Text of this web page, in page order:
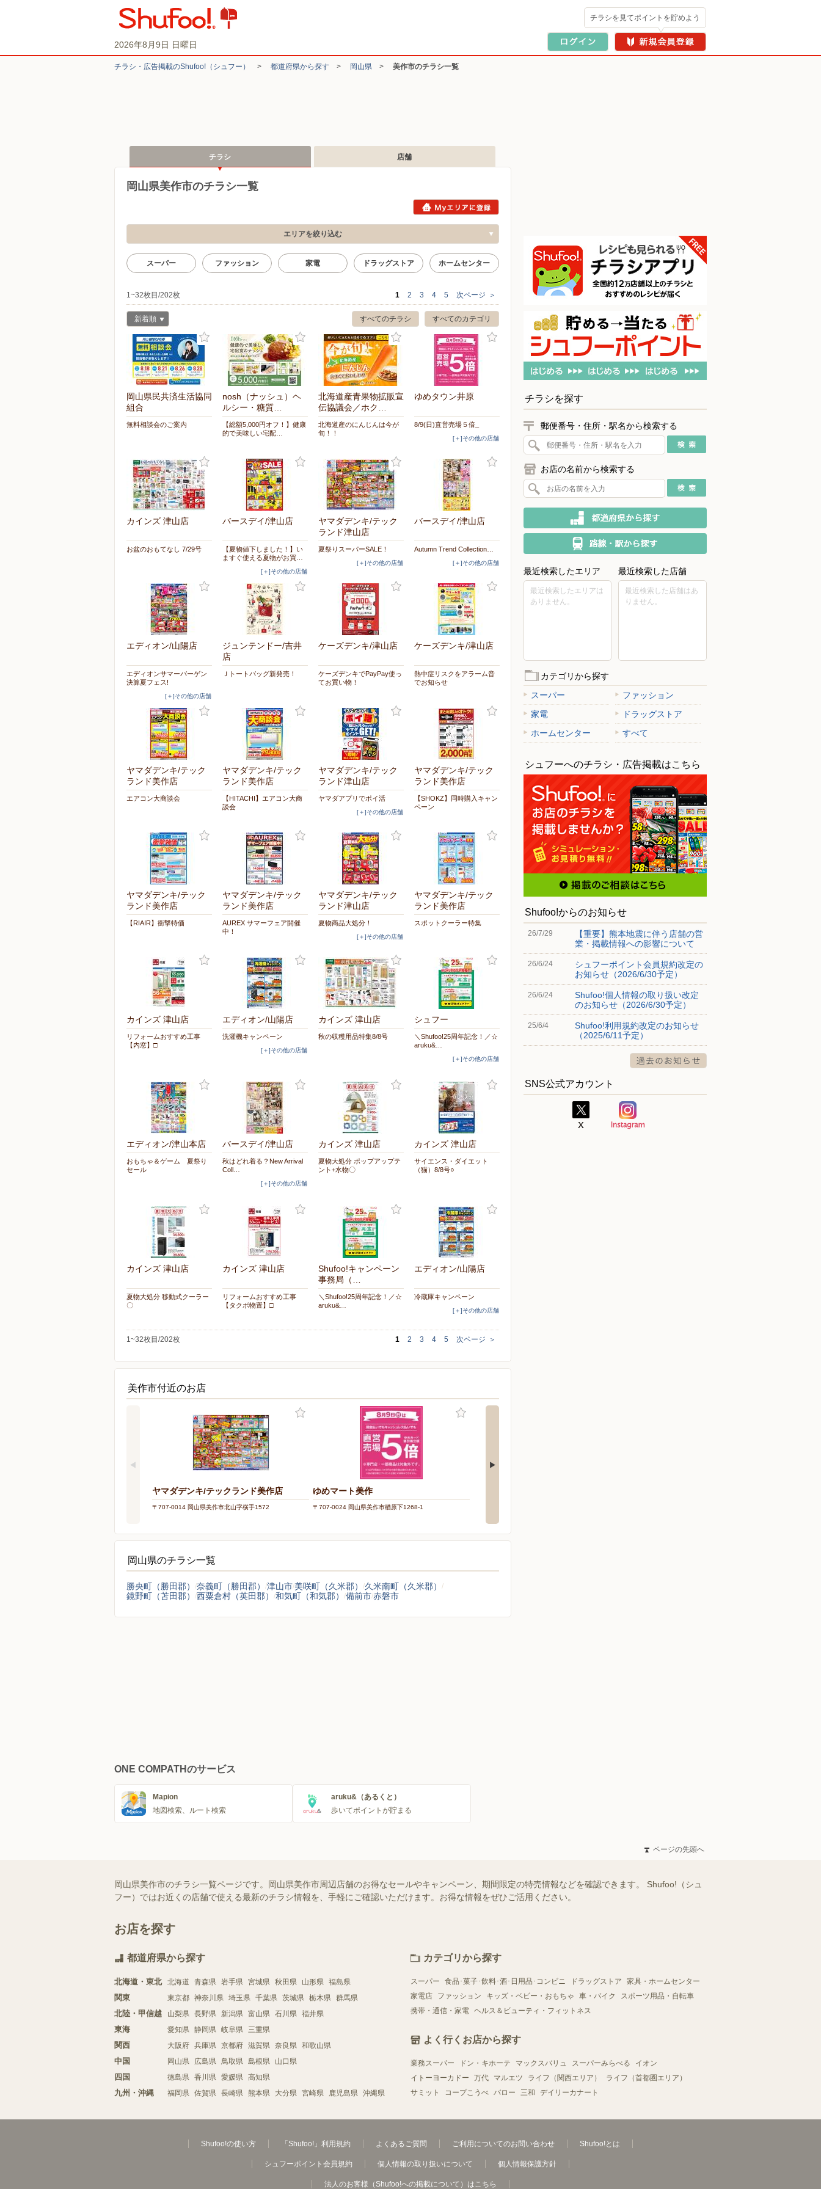
2026年8月9日 日曜日
チラシを見てポイントを貯めよう
チラシ・​広告掲載の​Shufoo!​（シュフー） > 都道府県から探す > 岡山県 > 美作市のチラシ一覧
チラシ 店舗
岡山県美作市のチラシ一覧
エリアを絞り込む
スーパー ファッション 家電 ドラッグストア ホームセンター
1~32枚目/202枚 1 2 3 4 5 次ページ ＞
すべてのカテゴリ
すべてのチラシ
新着順
岡山県民共済生活協同
組合
無料相談会のご案内
nosh（ナッシュ）ヘ
ルシー・糖質…
【総額5,000円オフ！】健康
的で美味しい宅配…
北海道産青果物拡販宣
伝協議会／ホク…
北海道産のにんじんは今が
旬！！
ゆめタウン井原
8/9(日)直営売場５倍_
[＋]その他の店舗
カインズ 津山店
お盆のおもてなし 7/29号
バースデイ/津山店
【夏物値下しました！】い
ますぐ使える夏物がお買…
[＋]その他の店舗
ヤマダデンキ/テック
ランド津山店
夏祭りスーパーSALE！
[＋]その他の店舗
バースデイ/津山店
Autumn Trend Collection…
[＋]その他の店舗
エディオン/山陽店
エディオンサマーバーゲン
決算夏フェス!
[＋]その他の店舗
ジュンテンドー/吉井
店
Ｊトートバッグ新発売！
ケーズデンキ/津山店
ケーズデンキでPayPay使っ
てお買い物！
ケーズデンキ/津山店
熱中症リスクをアラーム音
でお知らせ
ヤマダデンキ/テック
ランド美作店
エアコン大商談会
ヤマダデンキ/テック
ランド美作店
【HITACHI】エアコン大商
談会
ヤマダデンキ/テック
ランド津山店
ヤマダアプリでポイ活
[＋]その他の店舗
ヤマダデンキ/テック
ランド美作店
【SHOKZ】同時購入キャン
ペーン
ヤマダデンキ/テック
ランド美作店
【RIAIR】衝撃特価
ヤマダデンキ/テック
ランド美作店
AUREX サマーフェア開催
中！
ヤマダデンキ/テック
ランド津山店
夏物商品大処分！
[＋]その他の店舗
ヤマダデンキ/テック
ランド美作店
スポットクーラー特集
カインズ 津山店
リフォームおすすめ工事
【内窓】□
エディオン/山陽店
洗濯機キャンペーン
[＋]その他の店舗
カインズ 津山店
秋の収穫用品特集8/8号
シュフー
＼Shufoo!25周年記念！／☆
aruku&…
[＋]その他の店舗
エディオン/津山本店
おもちゃ＆ゲーム 夏祭り
セール
バースデイ/津山店
秋はどれ着る？New Arrival
Coll…
[＋]その他の店舗
カインズ 津山店
夏物大処分 ポップアップテ
ント+水物〇
カインズ 津山店
サイエンス・ダイエット
（猫）8/8号○
カインズ 津山店
夏物大処分 移動式クーラー
〇
カインズ 津山店
リフォームおすすめ工事
【タクボ物置】□
Shufoo!キャンペーン
事務局（…
＼Shufoo!25周年記念！／☆
aruku&…
エディオン/山陽店
冷蔵庫キャンペーン
[＋]その他の店舗
1~32枚目/202枚 1 2 3 4 5 次ページ ＞
美作市付近のお店
ヤマダデンキ/テックランド美作店
〒707-0014 岡山県美作市北山字横手1572
ゆめマート美作
〒707-0024 岡山県美作市楢原下1268-1
岡山県のチラシ一覧
勝央町（勝田郡） 奈義町（勝田郡） 津山市 美咲町（久米郡）
久米南町（久米郡）
鏡野町（苫田郡）
西粟倉村（英田郡） 和気町（和気郡） 備前市赤磐市
チラシを探す
郵便番号・住所・駅名から検索する
お店の名前から検索する
最近検索したエリア
最近検索したエリアは
ありません。
最近検索した店舗
最近検索した店舗はあ
りません。
カテゴリから探す
スーパー
ファッション
家電
ドラッグストア
ホームセンター
すべて
シュフーへのチラシ・広告掲載はこちら
Shufoo!からのお知らせ
26/7/29
【重要】熊本地震に伴う店舗の営
業・掲載情報への影響について
26/6/24
シュフーポイント会員規約改定の
お知らせ（2026/6/30予定）
26/6/24
Shufoo!個人情報の取り扱い改定
のお知らせ（2026/6/30予定）
25/6/4
Shufoo!利用規約改定のお知らせ
（2025/6/11予定）
SNS公式アカウント
ONE COMPATHのサービス
Mapion
地図検索、ルート検索
aruku&（あるくと）
歩いてポイントが貯まる
ページの先頭へ
岡山県美作市のチラシ一覧ページです。岡山県美作市周辺店舗のお得なセールやキャンペーン、期間限定の特売情報などを確認できます。 Shufoo!（シュ
フー）ではお近くの店舗で使える最新のチラシ情報を、手軽にご確認いただけます。お得な情報をぜひご活用ください。
お店を探す
都道府県から探す
北海道・東北 北海道 青森県 岩手県 宮城県 秋田県 山形県 福島県
関東 東京都 神奈川県 埼玉県 千葉県 茨城県 栃木県 群馬県
北陸・甲信越 山梨県 長野県 新潟県 富山県 石川県 福井県
東海 愛知県 静岡県 岐阜県 三重県
関西 大阪府 兵庫県 京都府 滋賀県 奈良県 和歌山県
中国 岡山県 広島県 鳥取県 島根県 山口県
四国 徳島県 香川県 愛媛県 高知県
九州・沖縄 福岡県 佐賀県 長崎県 熊本県 大分県 宮崎県 鹿児島県 沖縄県
カテゴリから探す
スーパー 食品･菓子･飲料･酒･日用品･コンビニ ドラッグストア
家具・ホームセンター
家電店
ファッション キッズ・ベビー・おもちゃ 車・バイク
スポーツ用品・自転車
携帯・通信・家電 ヘルス＆ビューティ・フィットネス
よく行くお店から探す
業務スーパー ドン・キホーテ マックスバリュ スーパーみらべる
イオン
イトーヨーカドー
万代 マルエツ ライフ（関西エリア）
ライフ（首都圏エリア）
サミット
コープこうべ バロー 三和 デイリーカナート
Shufoo!の使い方 「Shufoo!」利用規約 よくあるご質問 ご利用についてのお問い合わせ Shufoo!とは
シュフーポイント会員規約 個人情報の取り扱いについて 個人情報保護方針
法人のお客様（Shufoo!への掲載について）はこちら